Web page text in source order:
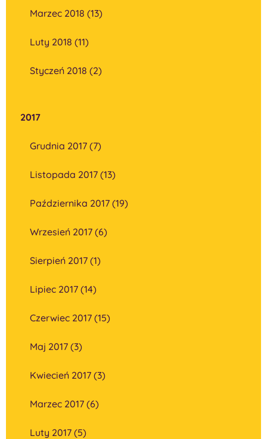
Marzec 2018 (13)
Luty 2018 (11)
Styczeń 2018 (2)
2017
Grudnia 2017 (7)
Listopada 2017 (13)
Października 2017 (19)
Wrzesień 2017 (6)
Sierpień 2017 (1)
Lipiec 2017 (14)
Czerwiec 2017 (15)
Maj 2017 (3)
Kwiecień 2017 (3)
Marzec 2017 (6)
Luty 2017 (5)